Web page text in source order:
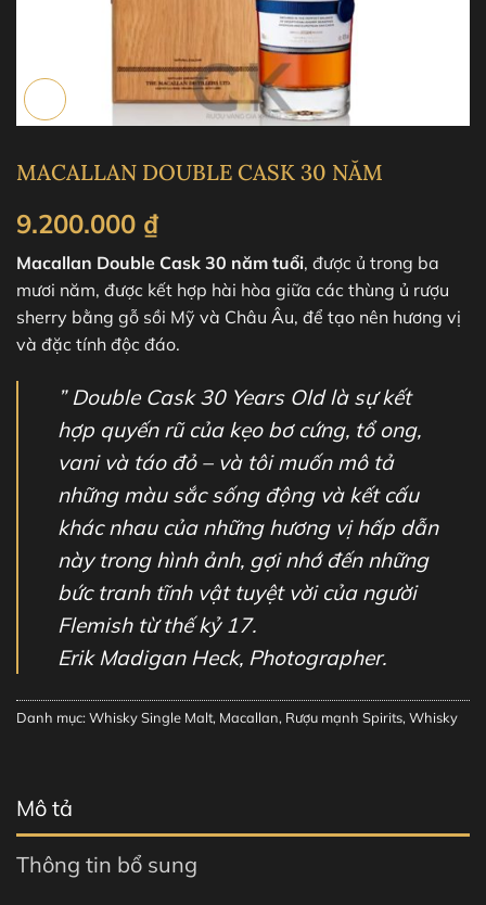
MACALLAN DOUBLE CASK 30 NĂM
9.200.000 ₫
Macallan Double Cask 30 năm tuổi, được ủ trong ba
mươi năm, được kết hợp hài hòa giữa các thùng ủ rượu
sherry bằng gỗ sồi Mỹ và Châu Âu, để tạo nên hương vị
và đặc tính độc đáo.
” Double Cask 30 Years Old là sự kết
hợp quyến rũ của kẹo bơ cứng, tổ ong,
vani và táo đỏ – và tôi muốn mô tả
những màu sắc sống động và kết cấu
khác nhau của những hương vị hấp dẫn
này trong hình ảnh, gợi nhớ đến những
bức tranh tĩnh vật tuyệt vời của người
Flemish từ thế kỷ 17.
Erik Madigan Heck, Photographer.
Danh mục: Whisky Single Malt, Macallan, Rượu mạnh Spirits, Whisky
Mô tả
Thông tin bổ sung